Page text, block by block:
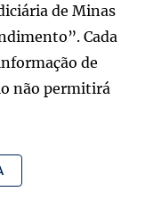
de Minas
Cada
de
não permitirá